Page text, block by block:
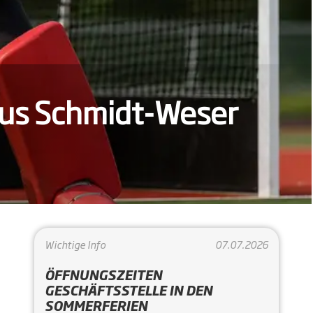
Berliner Hockey-
Wichtige Info 07.07.2026
ÖFFNUNGSZEITEN
GESCHÄFTSSTELLE IN DEN
SOMMERFERIEN